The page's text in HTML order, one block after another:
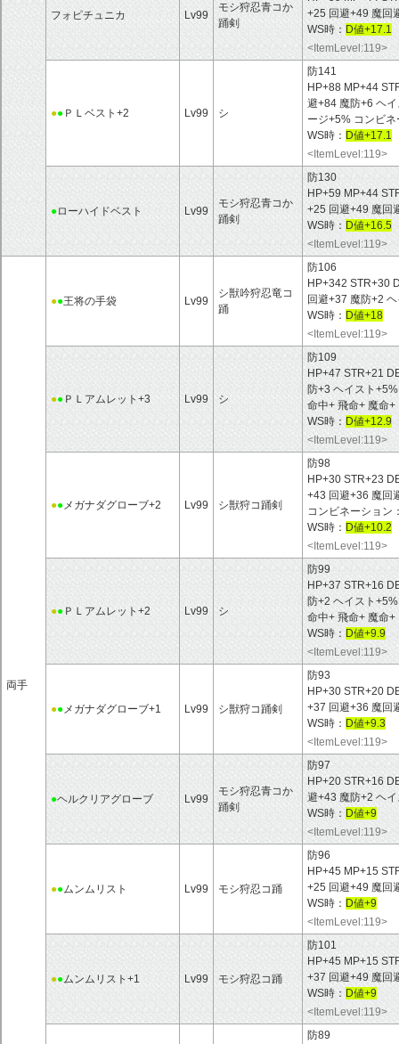
フォピチュニカ Lv99
モシ狩忍青コか
踊剣
+25 回避+49 魔回
WS時： D値+17.1
<ItemLevel:119>
●● ＰＬベスト+2 Lv99 シ
防141
HP+88 MP+44
避+84 魔防+6 ヘ
ージ+5% コンビ
WS時： D値+17.1
<ItemLevel:119>
●ローハイドベスト Lv99
モシ狩忍青コか
踊剣
防130
HP+59 MP+44
+25 回避+49 魔回
WS時： D値+16.5
<ItemLevel:119>
両手
●●王将の手袋 Lv99
シ獣吟狩忍竜コ
踊
防106
HP+342 STR+30
回避+37 魔防+2
WS時： D値+18
<ItemLevel:119>
●● ＰＬアムレット+3 Lv99 シ
防109
HP+47 STR+21
防+3 ヘイスト
命中+ 飛命+ 魔命+
WS時： D値+12.9
<ItemLevel:119>
●●メガナダグローブ+2 Lv99 シ獣狩コ踊剣
防98
HP+30 STR+23
+43 回避+36 魔回
コンビネーション
WS時： D値+10.2
<ItemLevel:119>
●● ＰＬアムレット+2 Lv99 シ
防99
HP+37 STR+16
防+2 ヘイスト
命中+ 飛命+ 魔命+
WS時： D値+9.9
<ItemLevel:119>
●●メガナダグローブ+1 Lv99 シ獣狩コ踊剣
防93
HP+30 STR+20
+37 回避+36 魔回
WS時： D値+9.3
<ItemLevel:119>
●ヘルクリアグローブ Lv99
モシ狩忍青コか
踊剣
防97
HP+20 STR+16
避+43 魔防+2 ヘ
WS時： D値+9
<ItemLevel:119>
●●ムンムリスト Lv99 モシ狩忍コ踊
防96
HP+45 MP+15
+25 回避+49 魔回
WS時： D値+9
<ItemLevel:119>
●●ムンムリスト+1 Lv99 モシ狩忍コ踊
防101
HP+45 MP+15
+37 回避+49 魔回
WS時： D値+9
<ItemLevel:119>
防89